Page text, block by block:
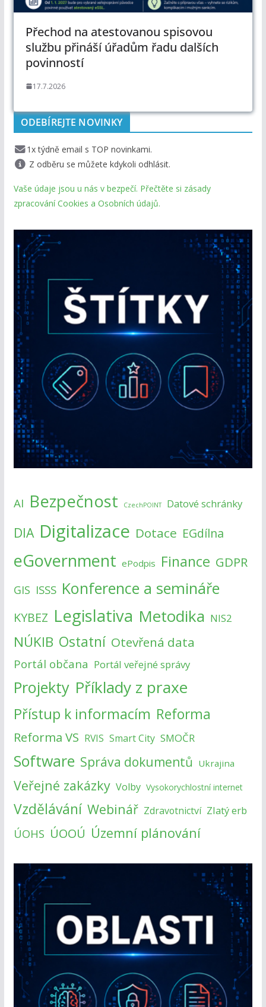
Přechod na atestovanou spisovou
službu přináší úřadům řadu dalších
povinností
17.7.2026
ODEBÍREJTE NOVINKY
1x týdně email s TOP novinkami.
Z odběru se můžete kdykoli odhlásit.
Vaše údaje jsou u nás v bezpečí. Přečtěte si zásady
zpracování Cookies a Osobních údajů.
AI Bezpečnost CzechPOINT Datové schránky
DIA Digitalizace Dotace EGdílna
eGovernment ePodpis Finance GDPR
GIS ISSS Konference a semináře
KYBEZ Legislativa Metodika NIS2
NÚKIB Ostatní Otevřená data
Portál občana Portál veřejné správy
Projekty Příklady z praxe
Přístup k informacím Reforma
Reforma VS RVIS Smart City SMOČR
Software Správa dokumentů Ukrajina
Veřejné zakázky Volby Vysokorychlostní internet
Vzdělávání Webinář Zdravotnictví Zlatý erb
ÚOHS ÚOOÚ Územní plánování